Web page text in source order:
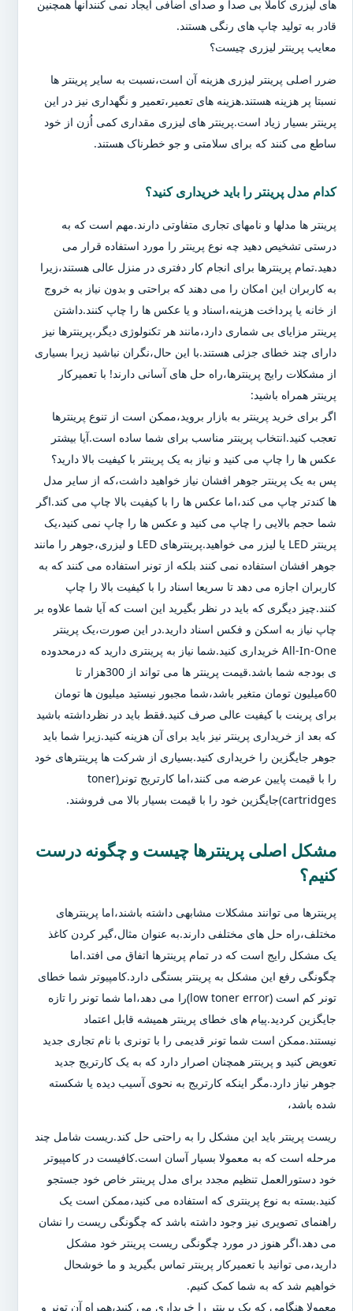
های لیزری کاملا بی صدا و صدای اضافی ایجاد نمی کنندآنها همچنین
قادر به تولید چاپ های رنگی هستند.
معایب پرینتر لیزری چیست؟
ضرر اصلی پرینتر لیزری هزینه آن است،نسبت به سایر پرینتر ها
نسبتا پر هزینه هستند.هزینه های تعمیر،تعمیر و نگهداری نیز در این
پرینتر بسیار زیاد است.پرینتر های لیزری مقداری کمی اُزن از خود
ساطع می کنند که برای سلامتی و جو خطرناک هستند.
کدام مدل پرینتر را باید خریداری کنید؟
پرینتر ها مدلها و نامهای تجاری متفاوتی دارند.مهم است که به
درستی تشخیص دهید چه نوع پرینتر را مورد استفاده قرار می
دهید.تمام پرینترها برای انجام کار دفتری در منزل عالی هستند،زیرا
به کاربران این امکان را می دهند که براحتی و بدون نیاز به خروج
از خانه یا پرداخت هزینه،اسناد و یا عکس ها را چاپ کنند.داشتن
پرینتر مزایای بی شماری دارد،مانند هر تکنولوژی دیگر،پرینترها نیز
دارای چند خطای جزئی هستند.با این حال،نگران نباشید زیرا بسیاری
از مشکلات رایج پرینترها،راه حل های آسانی دارند! با تعمیرکار
پرینتر همراه باشید:
اگر برای خرید پرینتر به بازار بروید،ممکن است از تنوع پرینترها
تعجب کنید.انتخاب پرینتر مناسب برای شما ساده است.آیا بیشتر
عکس ها را چاپ می کنید و نیاز به یک پرینتر با کیفیت بالا دارید؟
پس به یک پرینتر جوهر افشان نیاز خواهید داشت،که از سایر مدل
ها کندتر چاپ می کند،اما عکس ها را با کیفیت بالا چاپ می کند.اگر
شما حجم بالایی را چاپ می کنید و عکس ها را چاپ نمی کنید،یک
پرینتر LED یا لیزر می خواهید.پرینترهای LED و لیزری،جوهر را مانند
جوهر افشان استفاده نمی کنند بلکه از تونر استفاده می کنند که به
کاربران اجازه می دهد تا سریعا اسناد را با کیفیت بالا را چاپ
کنند.چیز دیگری که باید در نظر بگیرید این است که آیا شما علاوه بر
چاپ نیاز به اسکن و فکس اسناد دارید.در این صورت،یک پرینتر
All-In-One خریداری کنید.شما نیاز به پرینتری دارید که درمحدوده
ی بودجه شما باشد.قیمت پرینتر ها می تواند از 300هزار تا
60میلیون تومان متغیر باشد،شما مجبور نیستید میلیون ها تومان
برای پرینت با کیفیت عالی صرف کنید.فقط باید در نظرداشته باشید
که بعد از خریداری پرینتر نیز باید برای آن هزینه کنید.زیرا شما باید
جوهر جایگزین را خریداری کنید.بسیاری از شرکت ها پرینترهای خود
را با قیمت پایین عرضه می کنند،اما کارتریج تونر(toner
cartridges)جایگزین خود را با قیمت بسیار بالا می فروشند.
مشکل اصلی پرینترها چیست و چگونه درست
کنیم؟
پرینترها می توانند مشکلات مشابهی داشته باشند،اما پرینترهای
مختلف،راه حل های مختلفی دارند.به عنوان مثال،گیر کردن کاغذ
یک مشکل رایج است که در تمام پرینترها اتفاق می افتد.اما
چگونگی رفع این مشکل به پرینتر بستگی دارد.کامپیوتر شما خطای
تونر کم است (low toner error)را می دهد،اما شما تونر را تازه
جایگزین کردید.پیام های خطای پرینتر همیشه قابل اعتماد
نیستند.ممکن است شما تونر قدیمی را با تونری با نام تجاری جدید
تعویض کنید و پرینتر همچنان اصرار دارد که به یک کارتریج جدید
جوهر نیاز دارد.مگر اینکه کارتریج به نحوی آسیب دیده یا شکسته
شده باشد،
ریست پرینتر باید این مشکل را به راحتی حل کند.ریست شامل چند
مرحله است که به معمولا بسیار آسان است.کافیست در کامپیوتر
خود دستورالعمل تنظیم مجدد برای مدل پرینتر خاص خود جستجو
کنید.بسته به نوع پرینتری که استفاده می کنید،ممکن است یک
راهنمای تصویری نیز وجود داشته باشد که چگونگی ریست را نشان
می دهد.اگر هنوز در مورد چگونگی ریست پرینتر خود مشکل
دارید،می توانید با تعمیرکار پرینتر تماس بگیرید و ما خوشحال
خواهیم شد که به شما کمک کنیم.
معمولا هنگامی که یک پرینتر را خریداری می کنید،همراه آن تونر و